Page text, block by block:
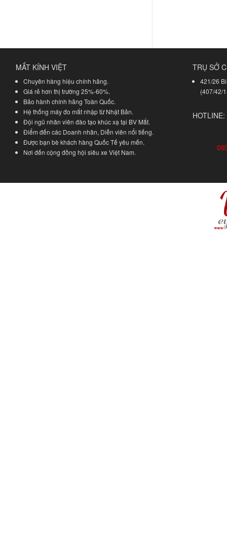
MẮT KÍNH VIỆT
Chuyên hàng hiệu chính hãng.
Giá rẻ hơn thị trường 25%-60%.
Bảo hành chính hãng Toàn Quốc.
Hệ thống máy đo mắt nhập từ Nhật Bản.
Đội ngũ nhân viên đào tạo khúc xạ tại BV Mắt.
Điểm đến các Doanh nhân, Diễn viên nổi tiếng.
Được bạn bè khách hàng Quốc Tế yêu mến.
Nơi đến cộng đồng hội siêu xe Việt Nam.
TRỤ SỞ
421/26
(407/42/
HOTLINE: